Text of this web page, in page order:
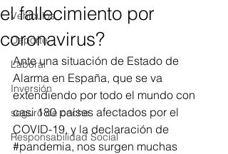
Vehículos
Deporte
Laboral
Inversión
seguro de coche
Responsabilidad Social
el fallecimiento por
coronavirus?
Ante una situación de Estado de
Alarma en España, que se va
extendiendo por todo el mundo con
casi 180 países afectados por el
COVID-19, y la declaración de
#pandemia, nos surgen muchas